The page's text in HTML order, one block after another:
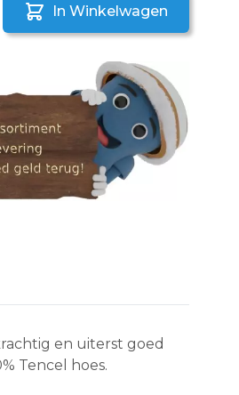
In Winkelwagen
en uiterst goed
Tencel hoes.